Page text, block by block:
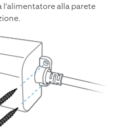
l'alimentatore alla parete